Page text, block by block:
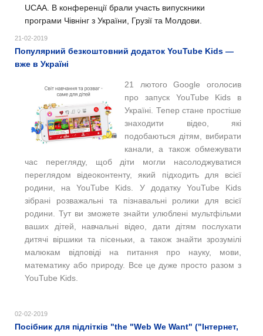
UCAA. В конференції брали участь випускники
програми Чівнінг з України, Грузії та Молдови.
21-02-2019
Популярний безкоштовний додаток YouTube Kids —
вже в Україні
21 лютого Google оголосив
про запуск YouTube Kids в
Україні. Тепер стане простіше
знаходити відео, які
подобаються дітям, вибирати
канали, а також обмежувати
час перегляду, щоб діти могли насолоджуватися
переглядом відеоконтенту, який підходить для всієї
родини, на YouTube Kids. У додатку YouTube Kids
зібрані розважальні та пізнавальні ролики для всієї
родини. Тут ви зможете знайти улюблені мультфільми
ваших дітей, навчальні відео, дати дітям послухати
дитячі віршики та пісеньки, а також знайти зрозумілі
малюкам відповіді на питання про науку, мови,
математику або природу. Все це дуже просто разом з
YouTube Kids.
02-02-2019
Посібник для підлітків "the "Web We Want" ("Інтернет,